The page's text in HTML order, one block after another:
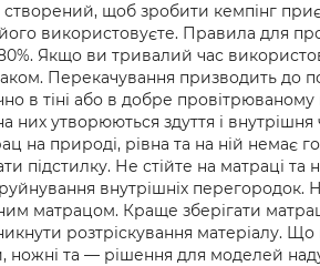
щоб зробити кемпінг
використовуєте. Правила для
Якщо ви тривалий час
Перекачування призводить до
в тіні або в добре
них утворюються здуття і
на природі, рівна та на ній немає
підстилку. Не стійте на матраці
внутрішніх перегородок.
матрацом. Краще зберігати
розтріскування матеріалу.
ножні та — рішення для моделей